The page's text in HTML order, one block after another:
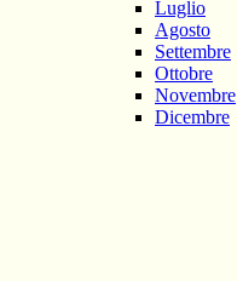
Luglio
Agosto
Settembre
Ottobre
Novembre
Dicembre